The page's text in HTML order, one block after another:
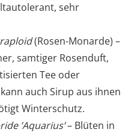
sehr
(Rosen-Monarde) –
samtiger Rosenduft,
Tee oder
auch Sirup aus ihnen
Winterschutz.
’Aquarius’– Blüten in